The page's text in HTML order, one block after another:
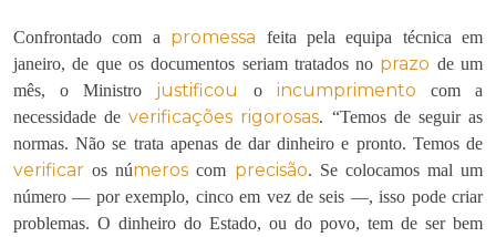
Confrontado com a promessa feita pela equipa técnica em
janeiro, de que os documentos seriam tratados no prazo de um
mês, o Ministro justificou o incumprimento com a
necessidade deverificações rigorosas. “Temos de seguir as
normas. Não se trata apenas de dar dinheiro e pronto. Temos de
verificar os números com precisão. Se colocamos mal um
número — por exemplo, cinco em vez de seis —, isso pode criar
problemas. O dinheiro do Estado, ou do povo, tem de ser bem